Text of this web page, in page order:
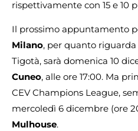
rispettivamente con 15 e 10
Il prossimo appuntamento
Milano, per quanto riguarda
Tigotà, sarà domenica 10
Cuneo, alle ore 17:00. Ma
CEV Champions League,
mercoledì 6 dicembre (ore
Mulhouse.